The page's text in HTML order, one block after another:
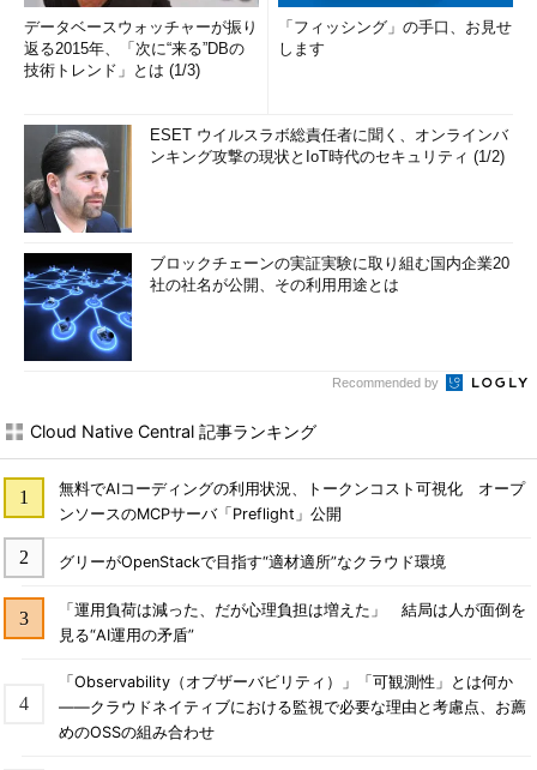
データベースウォッチャーが振り
返る2015年、「次に“来る”DBの
技術トレンド」とは (1/3)
「フィッシング」の手口、お見せ
します
ESET ウイルスラボ総責任者に聞く、オンラインバ
ンキング攻撃の現状とIoT時代のセキュリティ (1/2)
ブロックチェーンの実証実験に取り組む国内企業20
社の社名が公開、その利用用途とは
Recommended by
Cloud Native Central 記事ランキング
無料でAIコーディングの利用状況、トークンコスト可視化 オープ
ンソースのMCPサーバ「Preflight」公開
グリーがOpenStackで目指す“適材適所”なクラウド環境
「運用負荷は減った、だが心理負担は増えた」 結局は人が面倒を
見る“AI運用の矛盾”
「Observability（オブザーバビリティ）」「可観測性」とは何か
――クラウドネイティブにおける監視で必要な理由と考慮点、お薦
めのOSSの組み合わせ